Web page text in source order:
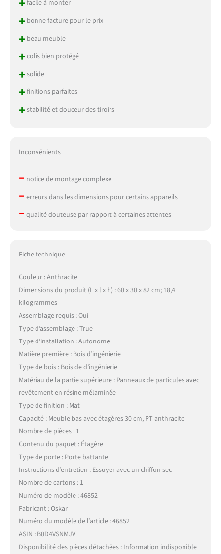
facile à monter
+bonne facture pour le prix
+beau meuble
+colis bien protégé
+solide
+finitions parfaites
+stabilité et douceur des tiroirs
Inconvénients
– notice de montage complexe
– erreurs dans les dimensions pour certains appareils
– qualité douteuse par rapport à certaines attentes
Fiche technique
Couleur : Anthracite
Dimensions du produit (L x l x h) : 60 x 30 x 82 cm; 18,4
kilogrammes
Assemblage requis : Oui
Type d’assemblage : True
Type d’installation : Autonome
Matière première : Bois d’ingénierie
Type de bois : Bois de d’ingénierie
Matériau de la partie supérieure : Panneaux de particules avec
revêtement en résine mélaminée
Type de finition : Mat
Capacité : Meuble bas avec étagères 30 cm, PT anthracite
Nombre de pièces : 1
Contenu du paquet : Étagère
Type de porte : Porte battante
Instructions d’entretien : Essuyer avec un chiffon sec
Nombre de cartons : 1
Numéro de modèle : 46852
Fabricant : Oskar
Numéro du modèle de l’article : 46852
ASIN : B0D4VSNMJV
Disponibilité des pièces détachées : Information indisponible